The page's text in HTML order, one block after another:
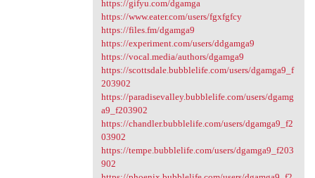
https://gifyu.com/dgamga
https://www.eater.com/users/fgxfgfcy
https://files.fm/dgamga9
https://experiment.com/users/ddgamga9
https://vocal.media/authors/dgamga9
https://scottsdale.bubblelife.com/users/dgamga9_f
203902
https://paradisevalley.bubblelife.com/users/dgamg
a9_f203902
https://chandler.bubblelife.com/users/dgamga9_f2
03902
https://tempe.bubblelife.com/users/dgamga9_f203
902